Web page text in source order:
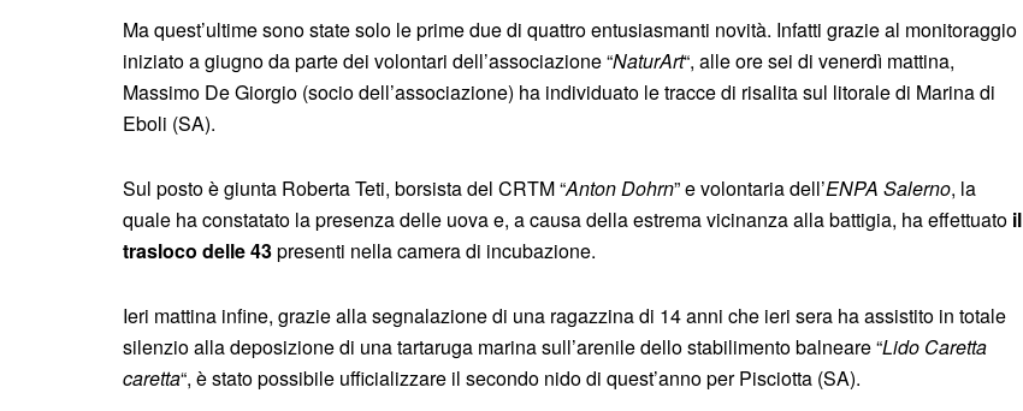
Ma quest’ultime sono state solo le prime due di quattro entusiasmanti novità. Infatti grazie al monitoraggio
iniziato a giugno da parte dei volontari dell’associazione “NaturArt“, alle ore sei di venerdì mattina,
Massimo De Giorgio (socio dell’associazione) ha individuato le tracce di risalita sul litorale di Marina di
Eboli (SA).
Sul posto è giunta Roberta Teti, borsista del CRTM “Anton Dohrn” e volontaria dell’ENPA Salerno, la
quale ha constatato la presenza delle uova e, a causa della estrema vicinanza alla battigia, ha effettuato il
trasloco delle 43presenti nella camera di incubazione.
Ieri mattina infine, grazie alla segnalazione di una ragazzina di 14 anni che ieri sera ha assistito in totale
silenzio alla deposizione di una tartaruga marina sull’arenile dello stabilimento balneare “Lido Caretta
caretta“, è stato possibile ufficializzare il secondo nido di quest’anno per Pisciotta (SA).